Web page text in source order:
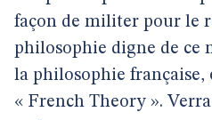
façon de militer pour le
philosophie digne de ce
la philosophie française,
« French Theory ».